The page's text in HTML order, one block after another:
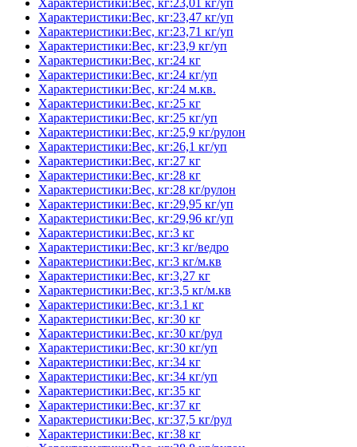
Характеристики:Вес, кг:23,01 кг/уп
Характеристики:Вес, кг:23,47 кг/уп
Характеристики:Вес, кг:23,71 кг/уп
Характеристики:Вес, кг:23,9 кг/уп
Характеристики:Вес, кг:24 кг
Характеристики:Вес, кг:24 кг/уп
Характеристики:Вес, кг:24 м.кв.
Характеристики:Вес, кг:25 кг
Характеристики:Вес, кг:25 кг/уп
Характеристики:Вес, кг:25,9 кг/рулон
Характеристики:Вес, кг:26,1 кг/уп
Характеристики:Вес, кг:27 кг
Характеристики:Вес, кг:28 кг
Характеристики:Вес, кг:28 кг/рулон
Характеристики:Вес, кг:29,95 кг/уп
Характеристики:Вес, кг:29,96 кг/уп
Характеристики:Вес, кг:3 кг
Характеристики:Вес, кг:3 кг/ведро
Характеристики:Вес, кг:3 кг/м.кв
Характеристики:Вес, кг:3,27 кг
Характеристики:Вес, кг:3,5 кг/м.кв
Характеристики:Вес, кг:3.1 кг
Характеристики:Вес, кг:30 кг
Характеристики:Вес, кг:30 кг/рул
Характеристики:Вес, кг:30 кг/уп
Характеристики:Вес, кг:34 кг
Характеристики:Вес, кг:34 кг/уп
Характеристики:Вес, кг:35 кг
Характеристики:Вес, кг:37 кг
Характеристики:Вес, кг:37,5 кг/рул
Характеристики:Вес, кг:38 кг